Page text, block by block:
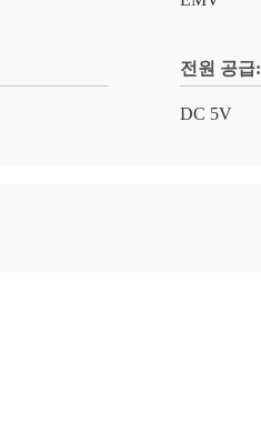
전원 공급:
DC 5V